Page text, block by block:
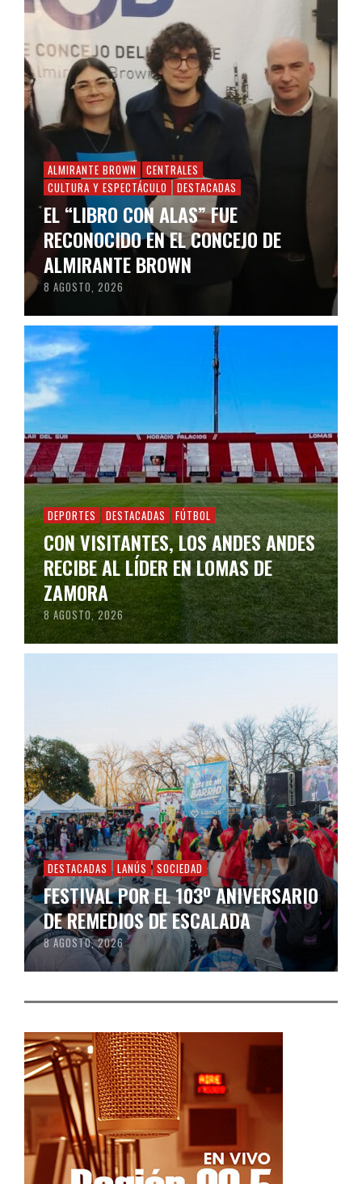
ALMIRANTE BROWN
CENTRALES
CULTURA Y ESPECTÁCULO
DESTACADAS
EL “LIBRO CON ALAS” FUE
RECONOCIDO EN EL CONCEJO DE
ALMIRANTE BROWN
8 AGOSTO, 2026
DEPORTES DESTACADAS FÚTBOL
CON VISITANTES, LOS ANDES ANDES
RECIBE AL LÍDER EN LOMAS DE
ZAMORA
8 AGOSTO, 2026
DESTACADAS LANÚS SOCIEDAD
FESTIVAL POR EL 103º ANIVERSARIO
DE REMEDIOS DE ESCALADA
8 AGOSTO, 2026